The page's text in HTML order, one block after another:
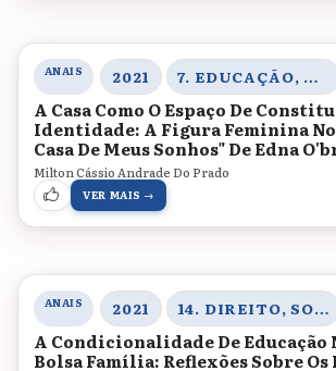
ANAIS 2021 7. EDUCAÇÃO, CORPO E GÊNERO
A Casa Como O Espaço De
Identidade: A Figura Feminina
Casa De Meus Sonhos" De Edna
Milton Cássio Andrade Do Prado
VER MAIS →
ANAIS 2021 14. DIREITO, SOCIEDADE E CONTEMPORANEIDADE
A Condicionalidade De Educação
Bolsa Família: Reflexões Sobre